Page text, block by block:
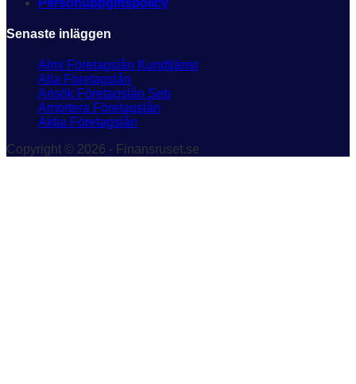
Senaste inläggen
Almi Företagslån Kundtjänst
Alla Företagslån
Ansök Företagslån Seb
Amortera Företagslån
Aktia Företagslån
Copyright © 2026 - Finansruset.se